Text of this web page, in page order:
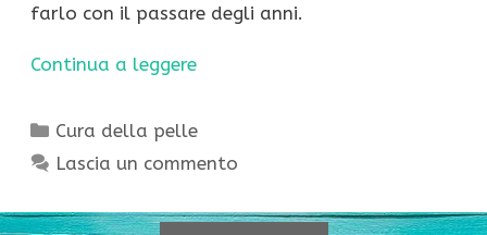
farlo con il passare degli anni.
Continua a leggere
Categorie
Cura della pelle
Lascia un commento